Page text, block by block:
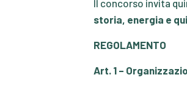
Il concorso invita
storia, energia e
REGOLAMENTO
Art. 1 –